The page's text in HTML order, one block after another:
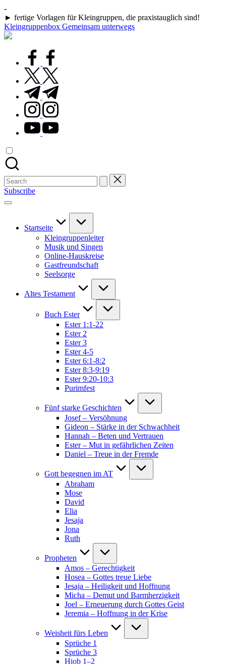
Skip
to
content
-
► fertige Vorlagen für Kleingruppen, die praxistauglich sind!
Kleingruppenbox Gemeinsam unterwegs
Gemeinsam
wachsen,
leben
facebook.com
twitter.com
t.me
instagram.com
youtube.com
Search
for:
Subscribe
Startseite
Kleingruppenleiter
Musik und Singen
Online-Hauskreise
Gastfreundschaft
Seelsorge
Altes Testament
Buch Ester
Ester 1:1-22
Ester 2
Ester 3
Ester 4-5
Ester 6:1-8:2
Ester 8:3-9:19
Ester 9:20-10:3
Purimfest
Fünf starke Geschichten
Josef – Versöhnung
Gideon – Stärke in der Schwachheit
Hannah – Beten und Vertrauen
Ester – Mut in gefährlichen Zeiten
Daniel – Treue in der Fremde
Gott begegnen im AT
Abraham
Mose
David
Elia
Jesaja
Jona
Ruth
Propheten
Amos – Gerechtigkeit
Hosea – Gottes treue Liebe
Jesaja – Heiligkeit und Hoffnung
Micha – Demut und Barmherzigkeit
Joel – Erneuerung durch Gottes Geist
Jeremia – Hoffnung in der Krise
Weisheit fürs Leben
Sprüche 1
Sprüche 3
Hiob 1–2